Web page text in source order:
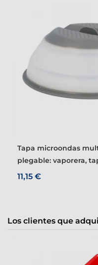
Tapa microondas multiusos
plegable: vaporera,
11,15 €
Los clientes que